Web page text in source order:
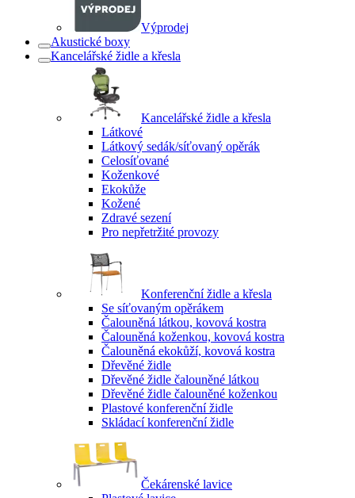
Výprodej
Akustické boxy
Kancelářské židle a křesla
Kancelářské židle a křesla
Látkové
Látkový sedák/síťovaný opěrák
Celosíťované
Koženkové
Ekokůže
Kožené
Zdravé sezení
Pro nepřetržité provozy
Konferenční židle a křesla
Se síťovaným opěrákem
Čalouněná látkou, kovová kostra
Čalouněná koženkou, kovová kostra
Čalouněná ekokůží, kovová kostra
Dřevěné židle
Dřevěné židle čalouněné látkou
Dřevěné židle čalouněné koženkou
Plastové konferenční židle
Skládací konferenční židle
Čekárenské lavice